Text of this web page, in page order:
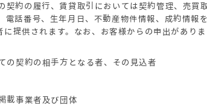
契約の履行、賃貸取引においては契約管理、売買
電話番号、生年月日、不動産物件情報、成約情報
提供されます。なお、お客様からの申出がありま
の契約の相手方となる者、その見込者
載事業者及び団体